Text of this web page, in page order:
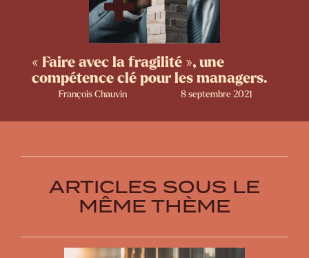
« Faire avec la fragilité », une
compétence clé pour les managers.
François Chauvin 8 septembre 2021
ARTICLES SOUS LE
MÊME THÈME